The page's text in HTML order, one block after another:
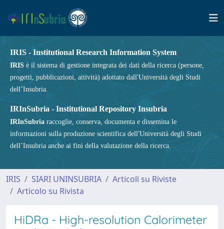
IRIS - Institutional Research Information System
IRIS è il sistema di gestione integrata dei dati della ricerca (persone,
progetti, pubblicazioni, attività) adottato dall'Università degli Studi
dell’Insubria.
IRInSubria - Institutional Repository Insubria
IRInSubria raccoglie, conserva, documenta e dissemina le
informazioni sulla produzione scientifica dell'Università degli Studi
dell’Insubria anche ai fini della valutazione della ricerca.
IRIS SIARI UNINSUBRIA
Articoli su Riviste
Articolo su Rivista
HiDRa - High-resolution Calorimeter